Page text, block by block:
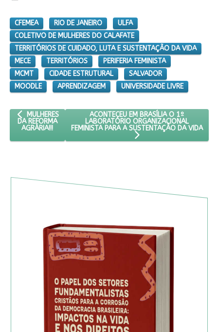
CFEMEA RIO DE JANEIRO
ULFA
COLETIVO DE MULHERES DO CALAFATE
TERRITÓRIOS DE CUIDADO, LUTA E SUSTENTAÇÃO DA VIDA
MECE
TERRITÓRIOS
PERIFERIA FEMINISTA
MCMT
CIDADE ESTRUTURAL
SALVADOR
MOODLE
APRENDIZAGEM UNIVERSIDADE LIVRE
ARTIGO ANTERIOR: MULHERES DA REFORMA AGRÁRIA!!!
MULHERES
DA REFORMA
AGRÁRIA!!!
PRÓXIMO ARTIGO: ACONTECEU EM
ACONTECEU EM BRASÍLIA O 1º
LABORATÓRIO ORGANIZACIONAL
FEMINISTA PARA A SUSTENTAÇÃO DA VIDA